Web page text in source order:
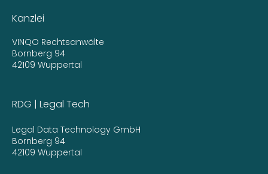
Kanzlei
VINQO Rechtsanwälte
Bornberg 94
42109 Wuppertal
RDG | Legal Tech
Legal Data Technology GmbH
Bornberg 94
42109 Wuppertal